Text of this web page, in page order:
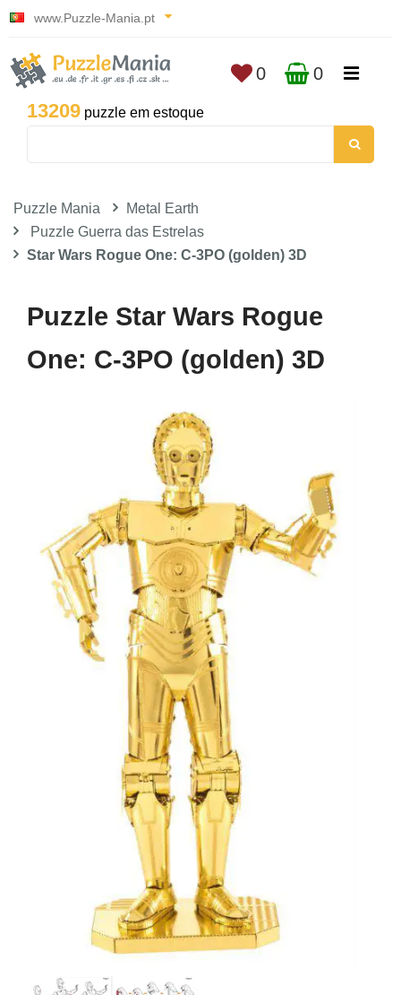
www.Puzzle-Mania.pt
13209 puzzle em estoque
0 0
Puzzle Mania
Metal Earth
Puzzle Guerra das Estrelas
Star Wars Rogue One: C-3PO (golden) 3D
Puzzle Star Wars Rogue
One: C-3PO (golden) 3D